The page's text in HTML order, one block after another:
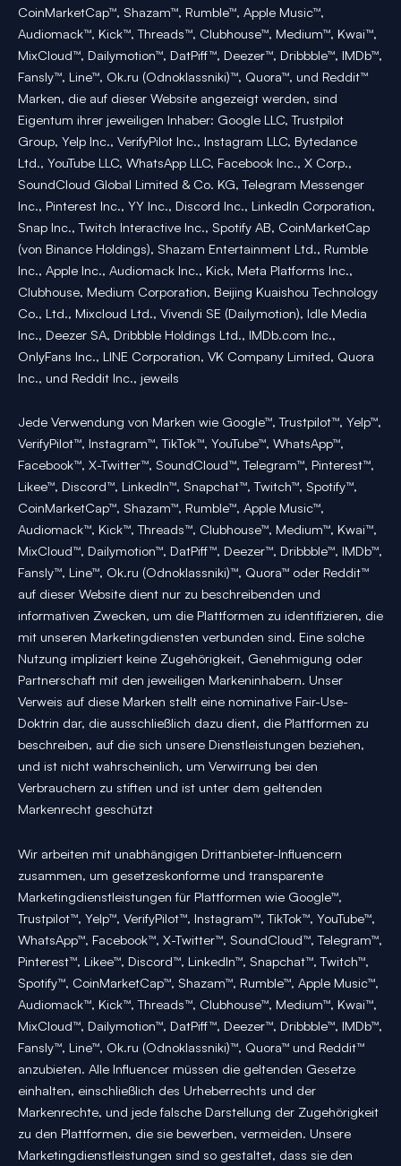
CoinMarketCap™, Shazam™, Rumble™, Apple Music™,
Audiomack™, Kick™, Threads™, Clubhouse™, Medium™, Kwai™,
MixCloud™, Dailymotion™, DatPiff™, Deezer™, Dribbble™, IMDb™,
Fansly™, Line™, Ok.ru (Odnoklassniki)™, Quora™, und Reddit™
Marken, die auf dieser Website angezeigt werden, sind
Eigentum ihrer jeweiligen Inhaber: Google LLC, Trustpilot
Group, Yelp Inc., VerifyPilot Inc., Instagram LLC, Bytedance
Ltd., YouTube LLC, WhatsApp LLC, Facebook Inc., X Corp.,
SoundCloud Global Limited & Co. KG, Telegram Messenger
Inc., Pinterest Inc., YY Inc., Discord Inc., LinkedIn Corporation,
Snap Inc., Twitch Interactive Inc., Spotify AB, CoinMarketCap
(von Binance Holdings), Shazam Entertainment Ltd., Rumble
Inc., Apple Inc., Audiomack Inc., Kick, Meta Platforms Inc.,
Clubhouse, Medium Corporation, Beijing Kuaishou Technology
Co., Ltd., Mixcloud Ltd., Vivendi SE (Dailymotion), Idle Media
Inc., Deezer SA, Dribbble Holdings Ltd., IMDb.com Inc.,
OnlyFans Inc., LINE Corporation, VK Company Limited, Quora
Inc., und Reddit Inc., jeweils
Jede Verwendung von Marken wie Google™, Trustpilot™, Yelp™,
VerifyPilot™, Instagram™, TikTok™, YouTube™, WhatsApp™,
Facebook™, X-Twitter™, SoundCloud™, Telegram™, Pinterest™,
Likee™, Discord™, LinkedIn™, Snapchat™, Twitch™, Spotify™,
CoinMarketCap™, Shazam™, Rumble™, Apple Music™,
Audiomack™, Kick™, Threads™, Clubhouse™, Medium™, Kwai™,
MixCloud™, Dailymotion™, DatPiff™, Deezer™, Dribbble™, IMDb™,
Fansly™, Line™, Ok.ru (Odnoklassniki)™, Quora™ oder Reddit™
auf dieser Website dient nur zu beschreibenden und
informativen Zwecken, um die Plattformen zu identifizieren, die
mit unseren Marketingdiensten verbunden sind. Eine solche
Nutzung impliziert keine Zugehörigkeit, Genehmigung oder
Partnerschaft mit den jeweiligen Markeninhabern. Unser
Verweis auf diese Marken stellt eine nominative Fair-Use-
Doktrin dar, die ausschließlich dazu dient, die Plattformen zu
beschreiben, auf die sich unsere Dienstleistungen beziehen,
und ist nicht wahrscheinlich, um Verwirrung bei den
Verbrauchern zu stiften und ist unter dem geltenden
Markenrecht geschützt
Wir arbeiten mit unabhängigen Drittanbieter-Influencern
zusammen, um gesetzeskonforme und transparente
Marketingdienstleistungen für Plattformen wie Google™,
Trustpilot™, Yelp™, VerifyPilot™, Instagram™, TikTok™, YouTube™,
WhatsApp™, Facebook™, X-Twitter™, SoundCloud™, Telegram™,
Pinterest™, Likee™, Discord™, LinkedIn™, Snapchat™, Twitch™,
Spotify™, CoinMarketCap™, Shazam™, Rumble™, Apple Music™,
Audiomack™, Kick™, Threads™, Clubhouse™, Medium™, Kwai™,
MixCloud™, Dailymotion™, DatPiff™, Deezer™, Dribbble™, IMDb™,
Fansly™, Line™, Ok.ru (Odnoklassniki)™, Quora™ und Reddit™
anzubieten. Alle Influencer müssen die geltenden Gesetze
einhalten, einschließlich des Urheberrechts und der
Markenrechte, und jede falsche Darstellung der Zugehörigkeit
zu den Plattformen, die sie bewerben, vermeiden. Unsere
Marketingdienstleistungen sind so gestaltet, dass sie den